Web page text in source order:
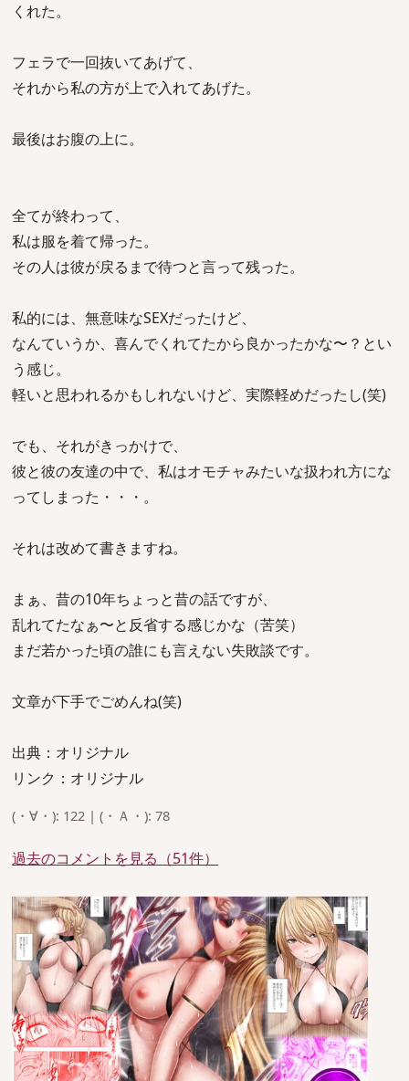
くれた。
フェラで一回抜いてあげて、
それから私の方が上で入れてあげた。
最後はお腹の上に。
全てが終わって、
私は服を着て帰った。
その人は彼が戻るまで待つと言って残った。
私的には、無意味なSEXだったけど、
なんていうか、喜んでくれてたから良かったかな〜？とい
う感じ。
軽いと思われるかもしれないけど、実際軽めだったし(笑)
でも、それがきっかけで、
彼と彼の友達の中で、私はオモチャみたいな扱われ方にな
ってしまった・・・。
それは改めて書きますね。
まぁ、昔の10年ちょっと昔の話ですが、
乱れてたなぁ〜と反省する感じかな（苦笑）
まだ若かった頃の誰にも言えない失敗談です。
文章が下手でごめんね(笑)
出典：オリジナル
リンク：オリジナル
(・∀・): 122 | (・Ａ・): 78
過去のコメントを見る（51件）